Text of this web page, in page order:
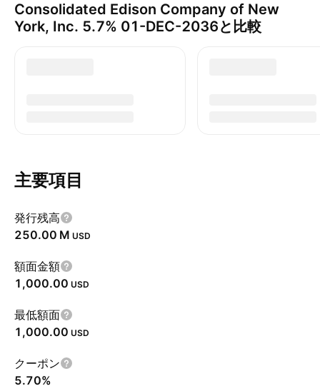
Consolidated Edison Company of New
York, Inc. 5.7% 01-DEC-2036と比較
主要項目
発行残高
‪250.00 M‬ USD
額面金額
1,000.00 USD
最低額面
1,000.00 USD
クーポン
5.70%